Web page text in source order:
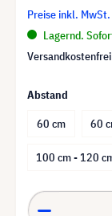
Preise inkl. MwSt.
Lagernd.
Versandkostenfrei
Abstand
60 cm
60
100 cm - 120